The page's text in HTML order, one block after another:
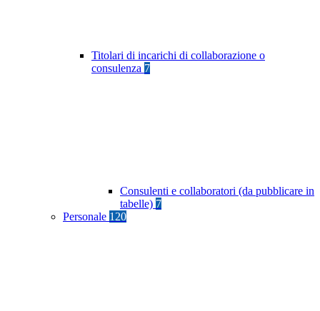
Titolari di incarichi di collaborazione o
consulenza 7
Consulenti e collaboratori (da pubblicare in
tabelle) 7
Personale 120